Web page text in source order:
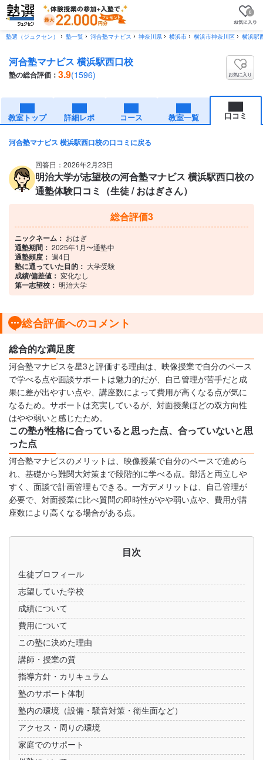
0
塾選（ジュクセン） 塾一覧 河合塾マナビス 神奈川県 横浜市 横浜市神奈川区 横浜駅
河合塾マナビス 横浜駅西口校
塾の総合評価： 3.9(1596) お気に入り
教室トップ 詳細レポ コース 教室一覧 口コミ
河合塾マナビス 横浜駅西口校の口コミに戻る
回答日：2026年2月23日
明治大学が志望校の河合塾マナビス 横浜駅西口校の
通塾体験口コミ（生徒 / おはぎさん）
総合評価3
ニックネーム： おはぎ
通塾期間： 2025年1月〜通塾中
通塾頻度： 週4日
塾に通っていた目的： 大学受験
成績/偏差値： 変化なし
第一志望校： 明治大学
総合評価へのコメント
総合的な満足度
河合塾マナビスを星3と評価する理由は、映像授業で自分のペース
で学べる点や面談サポートは魅力的だが、自己管理が苦手だと成
果に差が出やすい点や、講座数によって費用が高くなる点が気に
なるため。サポートは充実しているが、対面授業ほどの双方向性
はやや弱いと感じたため。
この塾が性格に合っていると思った点、合っていないと思
った点
河合塾マナビスのメリットは、映像授業で自分のペースで進めら
れ、基礎から難関大対策まで段階的に学べる点。部活と両立しや
すく、面談で計画管理もできる。一方デメリットは、自己管理が
必要で、対面授業に比べ質問の即時性がやや弱い点や、費用が講
座数により高くなる場合がある点。
目次
生徒プロフィール
志望していた学校
成績について
費用について
この塾に決めた理由
講師・授業の質
指導方針・カリキュラム
塾のサポート体制
塾内の環境（設備・騒音対策・衛生面など）
アクセス・周りの環境
家庭でのサポート